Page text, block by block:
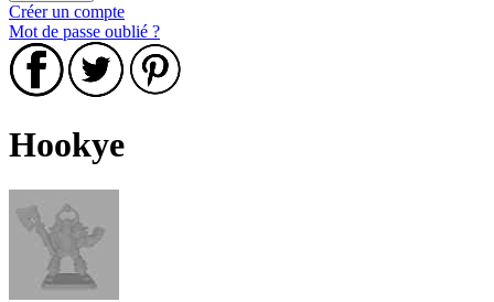
Créer un compte
Mot de passe oublié ?
Hookye